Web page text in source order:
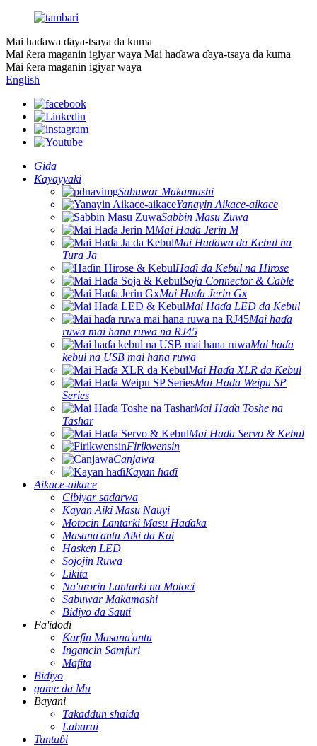
Mai haɗawa ɗaya-tsaya da kuma
Mai ƙera maganin igiyar waya Mai haɗawa ɗaya-tsaya da kuma
Mai ƙera maganin igiyar waya
English
Gida
Kayayyaki
Sabuwar Makamashi
Yanayin Aikace-aikace
Sabbin Masu Zuwa
Mai Haɗa Jerin M
Mai Haɗawa da Kebul na
Tura Ja
Haɗi da Kebul na Hirose
Soja Connector & Cable
Mai Haɗa Jerin Gx
Mai Haɗa LED da Kebul
Mai haɗa
ruwa mai hana ruwa na RJ45
Mai haɗa
kebul na USB mai hana ruwa
Mai Haɗa XLR da Kebul
Mai Haɗa Weipu SP
Series
Mai Haɗa Toshe na
Tashar
Mai Haɗa Servo & Kebul
Firikwensin
Canjawa
Kayan haɗi
Aikace-aikace
Cibiyar sadarwa
Kayan Aiki Masu Nauyi
Motocin Lantarki Masu Haɗaka
Masana'antu Aiki da Kai
Hasken LED
Sojojin Ruwa
Likita
Na'urorin Lantarki na Motoci
Sabuwar Makamashi
Bidiyo da Sauti
Fa'idodi
Ƙarfin Masana'antu
Ingancin Samfuri
Mafita
Bidiyo
game da Mu
Bayani
Takaddun shaida
Labarai
Tuntuɓi